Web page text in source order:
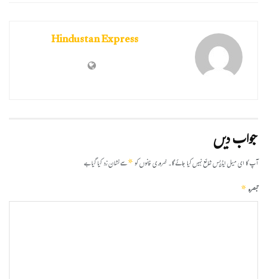
Hindustan Express
جواب دیں
آپ کا ای میل ایڈریس شائع نہیں کیا جائے گا۔ضروری خانوں کو*سے نشان زد کیا گیا ہے
تبصرہ*